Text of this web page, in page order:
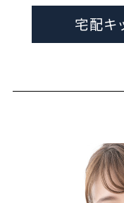
宅配キ